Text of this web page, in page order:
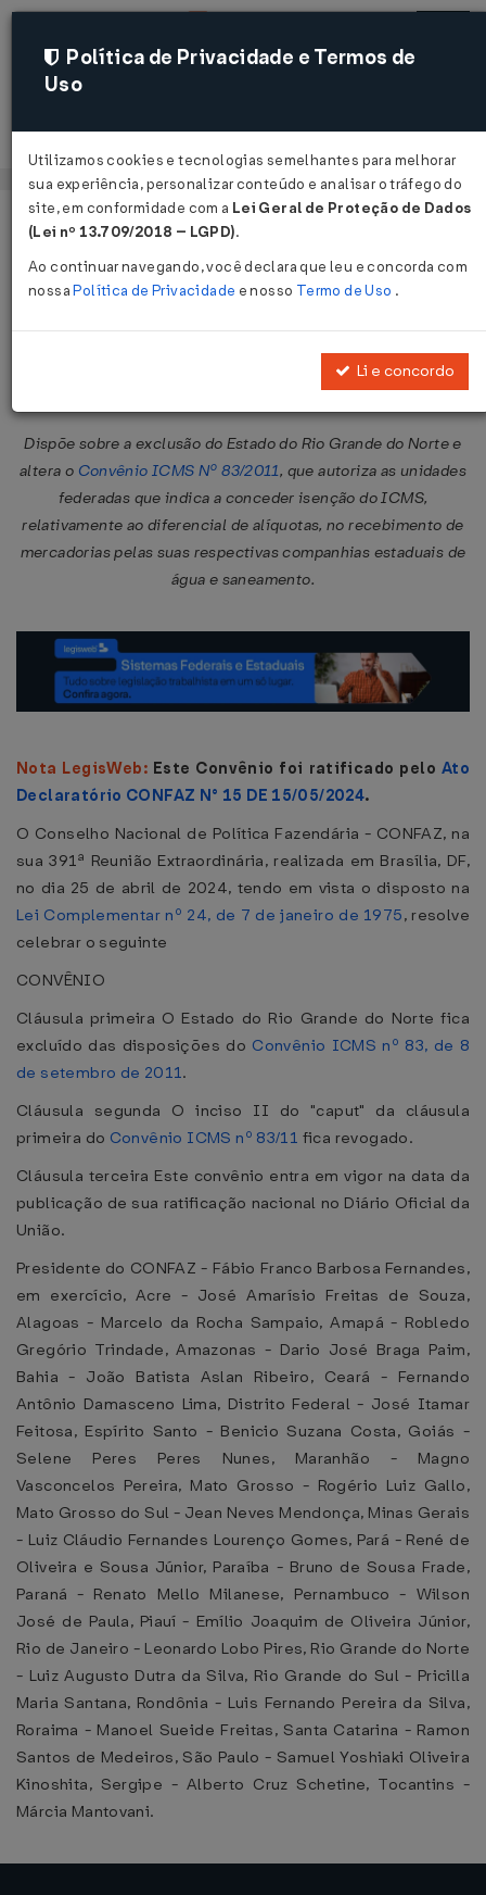
Acessar
Página Inicial Legislações
Convênio ICMS Nº 45 DE
Dispõe sobre a exclusão do Estado do Rio Grande do Norte e
altera o Convênio ICMS Nº 83/2011, que autoriza as unidades
federadas que indica a conceder isenção do ICMS,
relativamente ao diferencial de alíquotas, no recebimento de
mercadorias pelas suas respectivas companhias estaduais de
água e saneamento.
Nota LegisWeb: Este Convênio foi ratificado pelo Ato
Declaratório CONFAZ N° 15 DE 15/05/2024.
O Conselho Nacional de Política Fazendária - CONFAZ, na
sua 391ª Reunião Extraordinária, realizada em Brasília, DF,
no dia 25 de abril de 2024, tendo em vista o disposto na
Lei Complementar nº 24, de 7 de janeiro de 1975, resolve
celebrar o seguinte
CONVÊNIO
Cláusula primeira O Estado do Rio Grande do Norte fica
excluído das disposições do Convênio ICMS nº 83, de 8
de setembro de 2011.
Cláusula segunda O inciso II do "caput" da cláusula
primeira do Convênio ICMS nº 83/11 fica revogado.
Cláusula terceira Este convênio entra em vigor na data da
publicação de sua ratificação nacional no Diário Oficial da
União.
Presidente do CONFAZ - Fábio Franco Barbosa Fernandes,
em exercício, Acre - José Amarísio Freitas de Souza,
Alagoas - Marcelo da Rocha Sampaio, Amapá - Robledo
Gregório Trindade, Amazonas - Dario José Braga Paim,
Bahia - João Batista Aslan Ribeiro, Ceará - Fernando
Antônio Damasceno Lima, Distrito Federal - José Itamar
Feitosa, Espírito Santo - Benicio Suzana Costa, Goiás -
Selene Peres Peres Nunes, Maranhão - Magno
Vasconcelos Pereira, Mato Grosso - Rogério Luiz Gallo,
Mato Grosso do Sul - Jean Neves Mendonça, Minas Gerais
- Luiz Cláudio Fernandes Lourenço Gomes, Pará - René de
Oliveira e Sousa Júnior, Paraíba - Bruno de Sousa Frade,
Paraná - Renato Mello Milanese, Pernambuco - Wilson
José de Paula, Piauí - Emílio Joaquim de Oliveira Júnior,
Rio de Janeiro - Leonardo Lobo Pires, Rio Grande do Norte
- Luiz Augusto Dutra da Silva, Rio Grande do Sul - Pricilla
Maria Santana, Rondônia - Luis Fernando Pereira da Silva,
Roraima - Manoel Sueide Freitas, Santa Catarina - Ramon
Santos de Medeiros, São Paulo - Samuel Yoshiaki Oliveira
Kinoshita, Sergipe - Alberto Cruz Schetine, Tocantins -
Márcia Mantovani.
Política de Privacidade e Termos de
Uso
Utilizamos cookies e tecnologias semelhantes para melhorar
sua experiência, personalizar conteúdo e analisar o tráfego do
site, em conformidade com a Lei Geral de Proteção de Dados
(Lei nº 13.709/2018 – LGPD).
Ao continuar navegando, você declara que leu e concorda com
nossaPolítica de Privacidade e nosso Termo de Uso .
Li e concordo